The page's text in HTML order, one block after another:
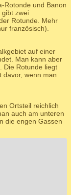
Rotonde und Banon
zwei
Rotunde. Mehr
französisch).
auf einer
Man kann aber
Die Rotunde liegt
davor, wenn man
Ortsteil reichlich
auch am unteren
die engen Gassen